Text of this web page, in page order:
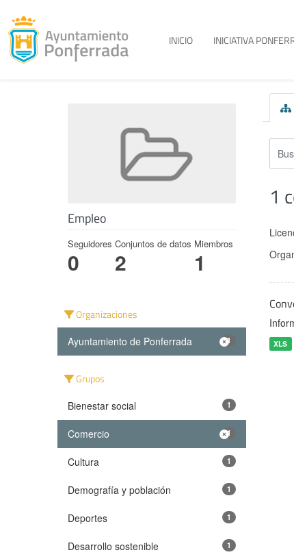
INICIO INICIATIVA
Empleo
Seguidores
0
Conjuntos de datos
2
Miembros
1
Organizaciones
Ayuntamiento de Ponferrada 1
Grupos
Bienestar social 1
Comercio 1
Cultura 1
Demografía y población 1
Deportes 1
Desarrollo sostenible 1
1
XLS